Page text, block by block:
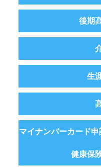
後期
生
マイナンバーカード
健康保